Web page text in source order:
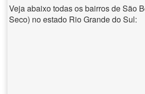
Veja abaixo todas os bairros de São
Seco) no estado Rio Grande do Sul: